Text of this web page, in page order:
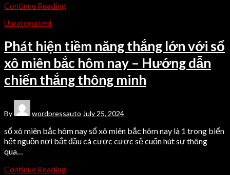
Continue Reading
Uncategorized
Phát hiện tiềm năng thắng lớn với sổ
xô miên bắc hôm nay – Hướng dẫn
chiến thắng thông minh
By wordpressauto July 25, 2024
sổ xô miên bắc hôm nay sổ xô miên bắc hôm nay là 1 trong biển
hết nguồn nơi bắt đầu cá cược cược sẽ cuốn hút sự thông
qua…
Continue Reading